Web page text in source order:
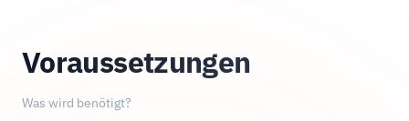
Voraussetzungen
Was wird benötigt?